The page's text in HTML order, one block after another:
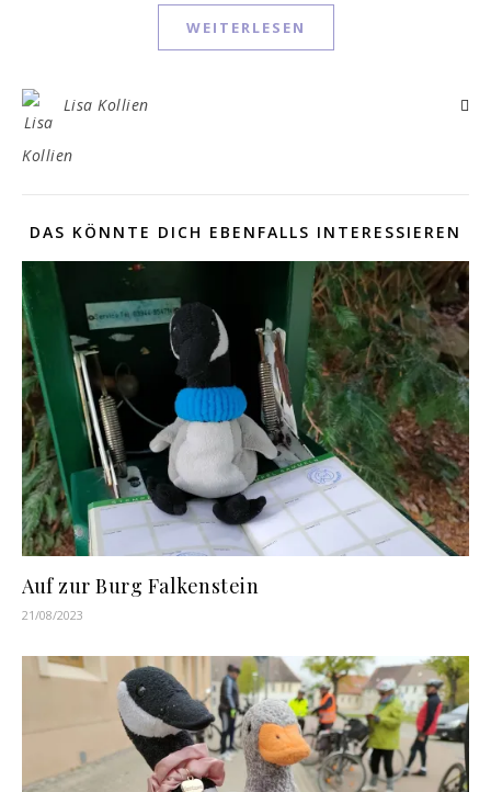
WEITERLESEN
Lisa Kollien
DAS KÖNNTE DICH EBENFALLS INTERESSIEREN
Auf zur Burg Falkenstein
21/08/2023